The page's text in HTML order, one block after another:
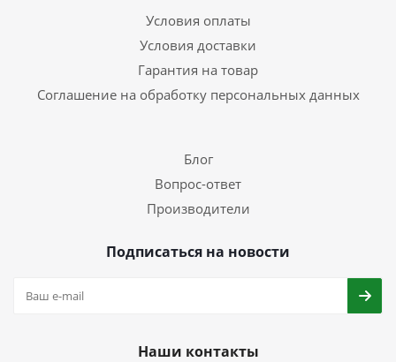
Условия оплаты
Условия доставки
Гарантия на товар
Соглашение на обработку персональных данных
Блог
Вопрос-ответ
Производители
Подписаться на новости
Наши контакты